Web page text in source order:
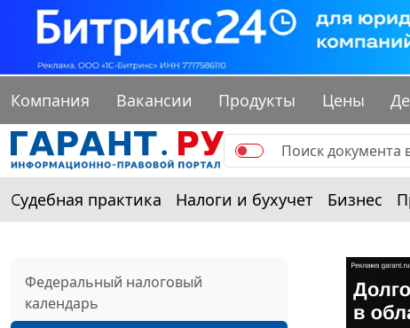
Компания Вакансии Продукты Цены
Судебная практика Налоги и бухучет Бизнес
Федеральный налоговый
календарь